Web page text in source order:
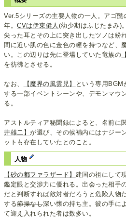
Ver.5シリーズの主要人物の一人。アゴ髭
年。CVは伊東健人 (幼少期はふじたまみ)。
尖った耳とその上に突き出したツノは紛
間に近い肌の色に金色の瞳を持つなど、
い。この辺りは先に登場していた竜族の
を彷彿とさせる。
なお、 【魔界の風雲児】
という専用
する一部イベントシーンや、デモンマウ
る。
アストルティア秘聞録によると、名前に
井雄二】が選び、その候補内にはナジー
ットも存在していたとのこと。
人物
【砂の都ファラザード】 建国の祖にして
鑑定眼と交渉力に優れる。出会った相手
だと判断すれば敵対者だろうと危険人物
する節操なし深い懐の持ち主。彼の手に
て迎え入れられた者は数多い。